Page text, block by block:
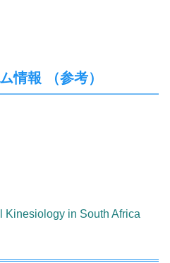
情報 （参考）
Kinesiology in South Africa